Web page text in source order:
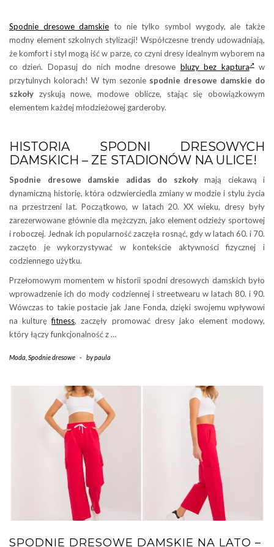
Spodnie dresowe damskie to nie tylko symbol wygody, ale także
modny element szkolnych stylizacji! Współczesne trendy udowadniają,
że komfort i styl mogą iść w parze, co czyni dresy idealnym wyborem na
co dzień. Dopasuj do nich modne dresowe bluzy bez kaptura w
przytulnych kolorach! W tym sezonie spodnie dresowe damskie do
szkoły zyskują nowe, modowe oblicze, stając się obowiązkowym
elementem każdej młodzieżowej garderoby.
HISTORIA SPODNI DRESOWYCH
DAMSKICH – ZE STADIONÓW NA ULICE!
Spodnie dresowe damskie adidas do szkołymają ciekawą i
dynamiczną historię, która odzwierciedla zmiany w modzie i stylu życia
na przestrzeni lat. Początkowo, w latach 20. XX wieku, dresy były
zarezerwowane głównie dla mężczyzn, jako element odzieży sportowej
i roboczej. Jednak ich popularność zaczęła rosnąć, gdy w latach 60. i 70.
zaczęto je wykorzystywać w kontekście aktywności fizycznej i
codziennego użytku.
Przełomowym momentem w historii spodni dresowych damskich było
wprowadzenie ich do mody codziennej i streetwearu w latach 80. i 90.
Wówczas to takie postacie jak Jane Fonda, dzięki swojemu wpływowi
na kulturęfitness, zaczęły promować dresy jako element modowy,
który łączy funkcjonalność z …
Moda Spodnie dresowe - bypaula
SPODNIE DRESOWE DAMSKIE NA LATO –